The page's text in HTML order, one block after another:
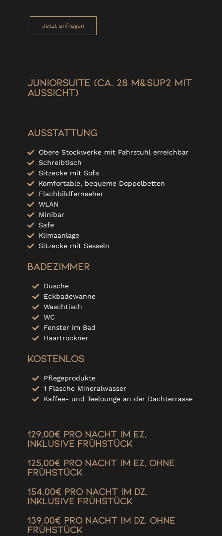
Jetzt anfragen
Juniorsuite (ca. 28 m&sup2 mit
Aussicht)
Ausstattung
Obere Stockwerke mit Fahrstuhl erreichbar
Schreibtisch
Sitzecke mit Sofa
Komfortable, bequeme Doppelbetten
Flachbildfernseher
WLAN
Minibar
Safe
Klimaanlage
Sitzecke mit Sesseln
Badezimmer
Dusche
Eckbadewanne
Waschtisch
WC
Fenster im Bad
Haartrockner
Kostenlos
Pflegeprodukte
1 Flasche Mineralwasser
Kaffee- und Teelounge an der Dachterrasse
129,00€ pro Nacht im EZ,
inklusive Frühstück
125,00€ pro Nacht im EZ, ohne
Frühstück
154,00€ pro Nacht im DZ,
inklusive Frühstück
139,00€ pro Nacht im DZ, ohne
Frühstück